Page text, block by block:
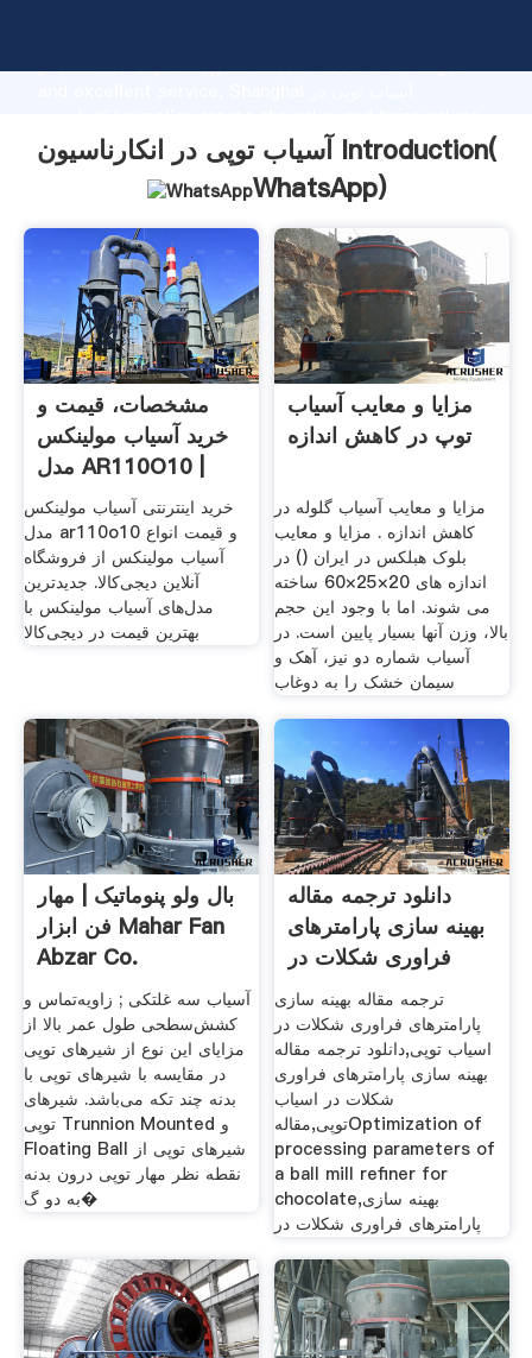
production capability, advanced research strength
to all of customers.
آسیاب توپی در انکارناسیون Introduction(
WhatsApp)
مشخصات، قیمت و
خرید آسیاب مولینکس
مدل AR110O10 |
دیجی‌کالا
خرید اینترنتی آسیاب مولینکس
مدل ar110o10 و قیمت انواع
آسیاب مولینکس از فروشگاه
آنلاین دیجی‌کالا. جدیدترین
مدل‌های آسیاب مولینکس با
بهترین قیمت در دیجی‌کالا
مزایا و معایب آسیاب
توپ در کاهش اندازه
مزایا و معایب آسیاب گلوله در
کاهش اندازه . مزایا و معایب
بلوک هبلکس در ایران () در
اندازه های 20×25×60 ساخته
می شوند. اما با وجود این حجم
بالا، وزن آنها بسیار پایین است. در
آسیاب شماره دو نیز، آهک و
سیمان خشک را به دوغاب
بال ولو پنوماتیک | مهار
فن ابزار Mahar Fan
Abzar Co.
آسیاب سه غلتکی ; زاویه‌تماس و
کشش‌سطحی طول عمر بالا از
مزایای این نوع از شیرهای توپی
در مقایسه با شیرهای توپی با
بدنه چند تکه می‌باشد. شیرهای
توپی Trunnion Mounted و
Floating Ball شیرهای توپی از
نقطه نظر مهار توپی درون بدنه
به دو گ�
دانلود ترجمه مقاله
بهینه سازی پارامترهای
فراوری شکلات در
ترجمه مقاله بهینه سازی
پارامترهای فراوری شکلات در
اسیاب توپی,دانلود ترجمه مقاله
بهینه سازی پارامترهای فراوری
شکلات در اسیاب
توپی,مقالهOptimization of
processing parameters of
a ball mill refiner for
chocolate,بهینه سازی
پارامترهای فراوری شکلات در